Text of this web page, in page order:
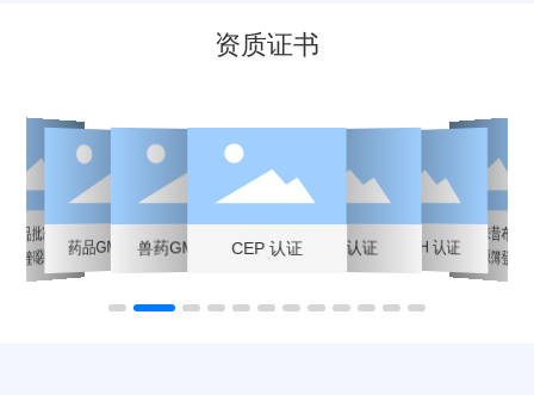
资质证书
产品批准文号-磺
胺喹噁啉钠
药品GMP证书兽药GMP证书CEP 认证 TGA认证 REACH 认证
日本塞来昔布原
登录原簿登录证